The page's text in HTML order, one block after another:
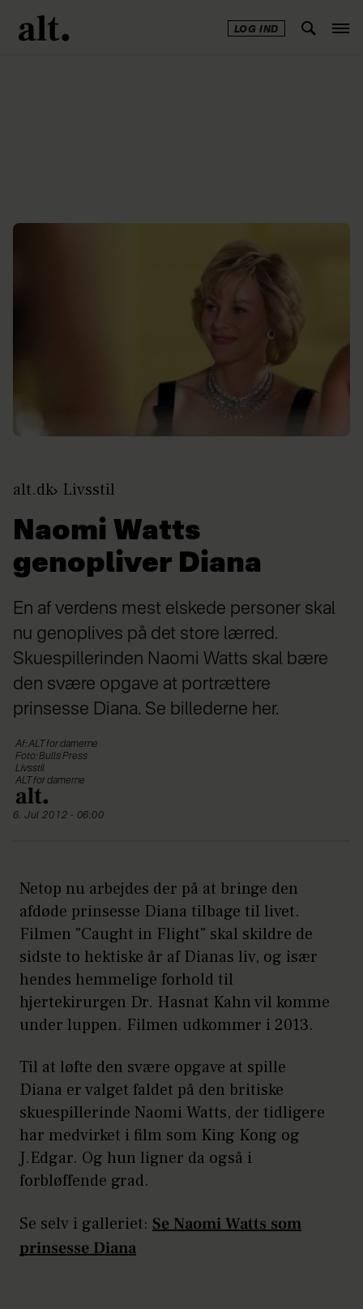
LOG IND
alt.dk Livsstil
Naomi Watts
genopliver Diana
En af verdens mest elskede personer skal
nu genoplives på det store lærred.
Skuespillerinden Naomi Watts skal bære
den svære opgave at portrættere
prinsesse Diana. Se billederne her.
Af: ALT for damerne
Foto: Bulls Press
Livsstil
ALT for damerne
6. Jul 2012 - 06:00
Netop nu arbejdes der på at bringe den
afdøde prinsesse Diana tilbage til livet.
Filmen "Caught in Flight" skal skildre de
sidste to hektiske år af Dianas liv, og især
hendes hemmelige forhold til
hjertekirurgen Dr. Hasnat Kahn vil komme
under luppen. Filmen udkommer i 2013.
Til at løfte den svære opgave at spille
Diana er valget faldet på den britiske
skuespillerinde Naomi Watts, der tidligere
har medvirket i film som King Kong og
J.Edgar. Og hun ligner da også i
forbløffende grad.
Se selv i galleriet: Se Naomi Watts som
prinsesse Diana